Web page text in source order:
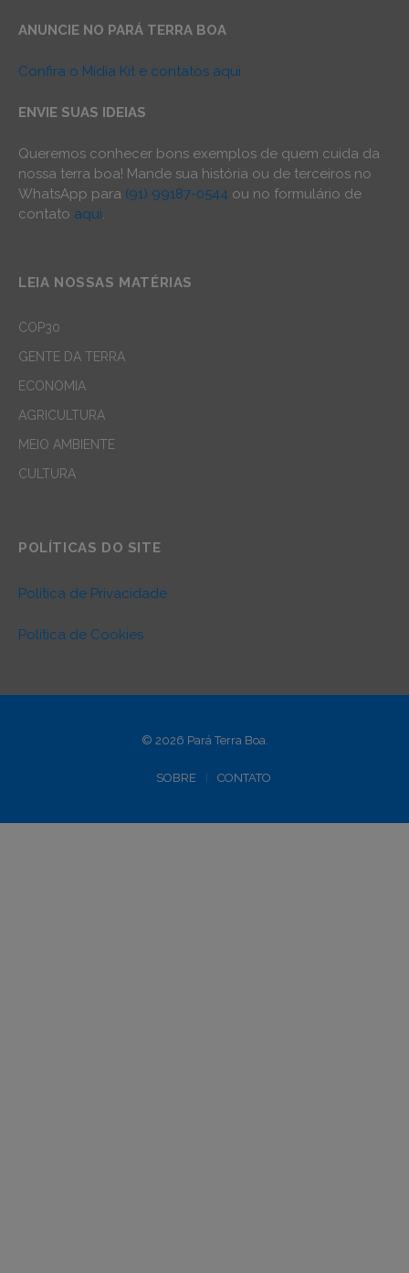
ANUNCIE NO PARÁ TERRA BOA
Confira o Mídia Kit e contatos aqui
ENVIE SUAS IDEIAS
Queremos conhecer bons exemplos de quem cuida da
nossa terra boa! Mande sua história ou de terceiros no
WhatsApp para (91) 99187-0544 ou no formulário de
contato aqui.
LEIA NOSSAS MATÉRIAS
COP30
GENTE DA TERRA
ECONOMIA
AGRICULTURA
MEIO AMBIENTE
CULTURA
POLÍTICAS DO SITE
Política de Privacidade
Política de Cookies
© 2026 Pará Terra Boa.
SOBRE CONTATO